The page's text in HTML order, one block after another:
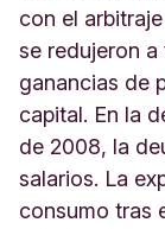
con el
se redujeron
ganancias de
capital. En la
de 2008, la
salarios. La
consumo tras